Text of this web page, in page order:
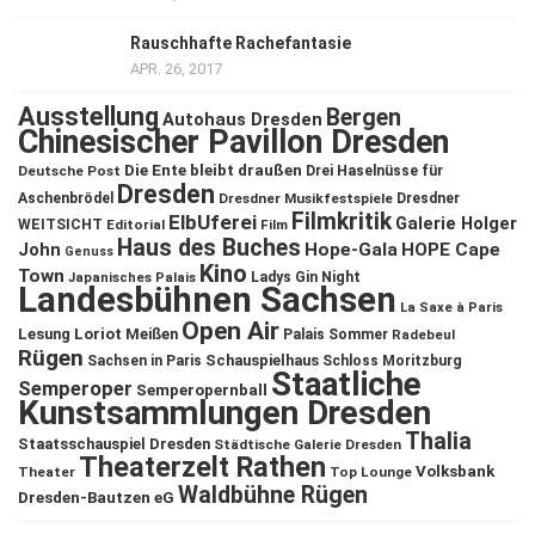
Rauschhafte Rachefantasie
APR. 26, 2017
Ausstellung Autohaus Dresden Bergen
Chinesischer Pavillon Dresden
Deutsche Post Die Ente bleibt draußen Drei Haselnüsse für
Aschenbrödel
Dresden Dresdner Musikfestspiele Dresdner
WEITSICHT Editorial ElbUferei Film Filmkritik Galerie Holger
John Genuss Haus des Buches Hope-Gala HOPE Cape
Town Japanisches Palais Kino Ladys Gin Night
Landesbühnen Sachsen La Saxe à Paris
Lesung Loriot Meißen Open Air Palais Sommer Radebeul
Rügen Sachsen in Paris Schauspielhaus Schloss Moritzburg
Semperoper Semperopernball Staatliche
Kunstsammlungen Dresden
Staatsschauspiel Dresden Städtische Galerie Dresden Thalia
Theater Theaterzelt Rathen Top Lounge Volksbank
Dresden-Bautzen eG Waldbühne Rügen